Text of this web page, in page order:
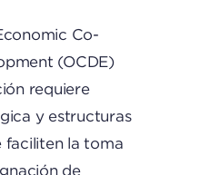
Co-
(OCDE)
requiere
y estructuras
faciliten la toma
de